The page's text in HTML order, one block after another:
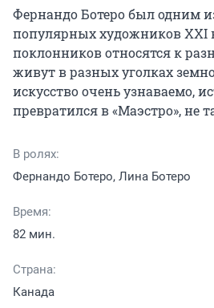
Фернандо Ботеро был одним
популярных художников XXI
поклонников относятся к
живут в разных уголках
искусство очень узнаваемо,
превратился в «Маэстро», не
В ролях:
Фернандо Ботеро, Лина Ботеро
Время:
82 мин.
Страна:
Канада